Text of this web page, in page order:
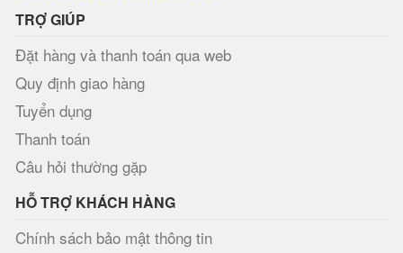
TRỢ GIÚP
Đặt hàng và thanh toán qua web
Quy định giao hàng
Tuyển dụng
Thanh toán
Câu hỏi thường gặp
HỖ TRỢ KHÁCH HÀNG
Chính sách bảo mật thông tin